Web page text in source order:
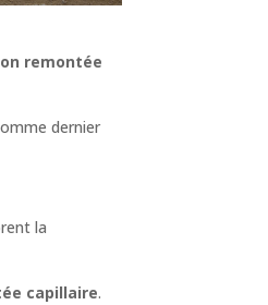
remontée
dernier
la
capillaire.